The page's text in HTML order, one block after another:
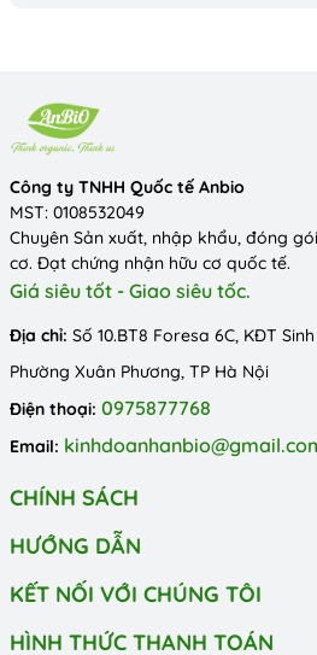
Công ty TNHH Quốc tế Anbio
MST: 0108532049
Chuyên Sản xuất, nhập khẩu, đóng
cơ. Đạt chứng nhận hữu cơ quốc tế.
Giá siêu tốt - Giao siêu tốc.
Địa chỉ: Số 10.BT8 Foresa 6C, KĐT
Phường Xuân Phương, TP Hà Nội
Điện thoại: 0975877768
Email:
CHÍNH SÁCH
HƯỚNG DẪN
KẾT NỐI VỚI CHÚNG TÔI
HÌNH THỨC THANH TOÁN